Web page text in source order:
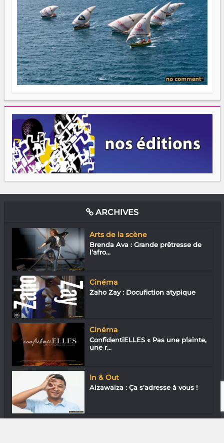
ARCHIVES
Arts de la scène
Brenda Ava : Grande prêtresse de
l’afro...
Cinéma
Zaho Zay : Docufiction atypique
Cinéma
ConfidentiELLES « Pas une plainte,
une r...
In & Out
Aizawaiza : Ça s’adresse à vous !